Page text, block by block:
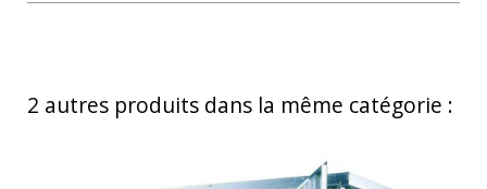
2 autres produits dans la même catégorie :